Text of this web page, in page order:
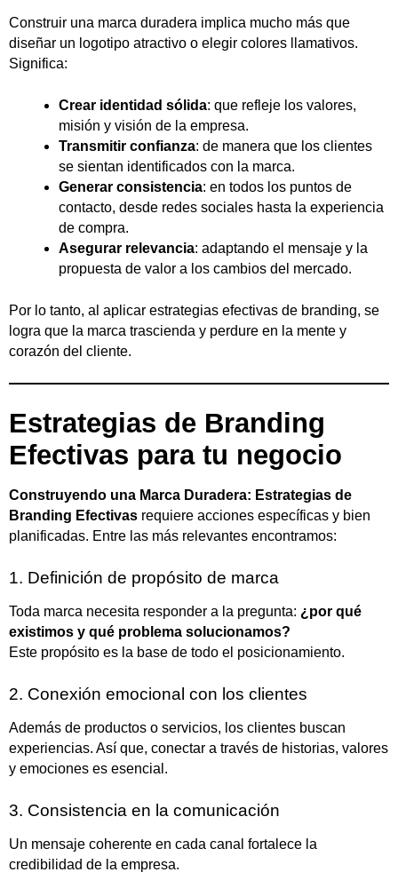
Construir una marca duradera implica mucho más que
diseñar un logotipo atractivo o elegir colores llamativos.
Significa:
Crear identidad sólida: que refleje los valores,
misión y visión de la empresa.
Transmitir confianza: de manera que los clientes
se sientan identificados con la marca.
Generar consistencia: en todos los puntos de
contacto, desde redes sociales hasta la experiencia
de compra.
Asegurar relevancia: adaptando el mensaje y la
propuesta de valor a los cambios del mercado.
Por lo tanto, al aplicar estrategias efectivas de branding, se
logra que la marca trascienda y perdure en la mente y
corazón del cliente.
Estrategias de Branding
Efectivas para tu negocio
Construyendo una Marca Duradera: Estrategias de
Branding Efectivas requiere acciones específicas y bien
planificadas. Entre las más relevantes encontramos:
1. Definición de propósito de marca
Toda marca necesita responder a la pregunta: ¿por qué
existimos y qué problema solucionamos?
Este propósito es la base de todo el posicionamiento.
2. Conexión emocional con los clientes
Además de productos o servicios, los clientes buscan
experiencias. Así que, conectar a través de historias, valores
y emociones es esencial.
3. Consistencia en la comunicación
Un mensaje coherente en cada canal fortalece la
credibilidad de la empresa.